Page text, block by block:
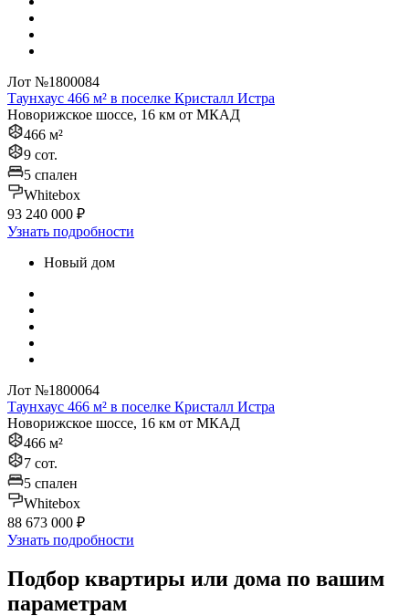
Лот №1800084
Таунхаус 466 м² в поселке Кристалл Истра
Новорижское шоссе, 16 км от МКАД
466 м²
9 сот.
5 спален
Whitebox
93 240 000 ₽
Узнать подробности
Новый дом
Лот №1800064
Таунхаус 466 м² в поселке Кристалл Истра
Новорижское шоссе, 16 км от МКАД
466 м²
7 сот.
5 спален
Whitebox
88 673 000 ₽
Узнать подробности
Подбор квартиры или дома по вашим
параметрам